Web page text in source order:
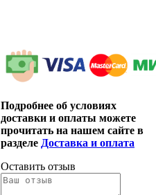
Подробнее об условиях
доставки и оплаты можете
прочитать на нашем сайте в
разделе Доставка и оплата
Оставить отзыв